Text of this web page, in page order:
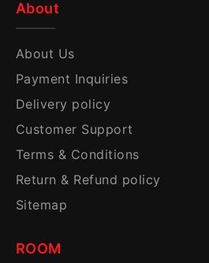
About
About Us
Payment Inquiries
Delivery policy
Customer Support
Terms & Conditions
Return & Refund policy
Sitemap
ROOM